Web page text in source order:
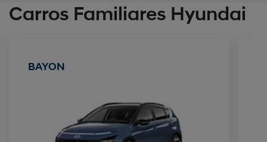
Carros Familiares Hyundai
BAYON